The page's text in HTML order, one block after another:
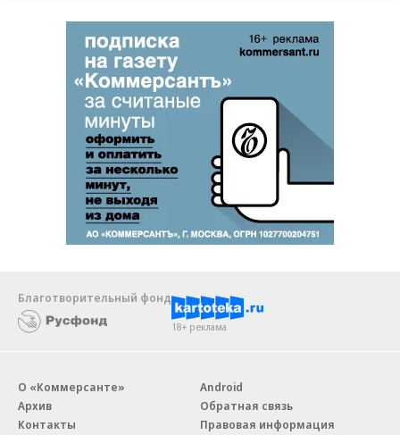
Благотворительный фонд
18+ реклама
О «Коммерсанте»
Архив
Контакты
Android
Обратная связь
Правовая информация